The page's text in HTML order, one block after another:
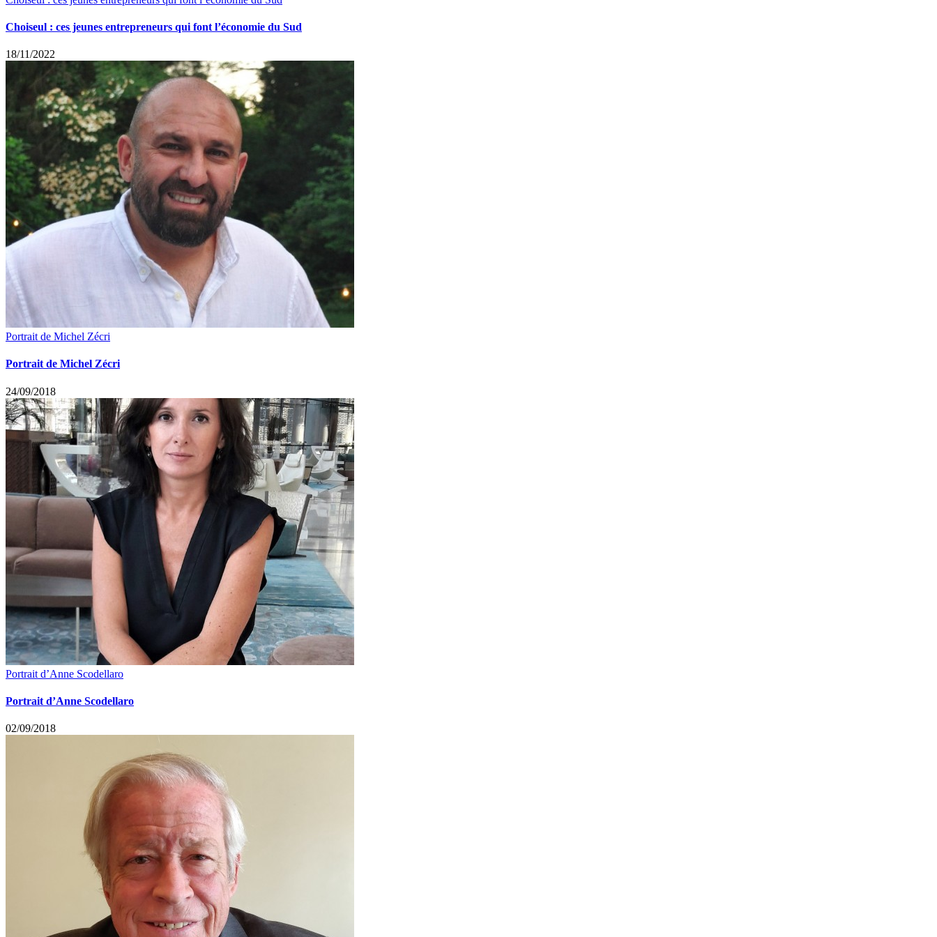
Choiseul : ces jeunes entrepreneurs qui font l’économie du Sud
18/11/2022
Portrait de Michel Zécri
Portrait de Michel Zécri
24/09/2018
Portrait d’Anne Scodellaro
Portrait d’Anne Scodellaro
02/09/2018